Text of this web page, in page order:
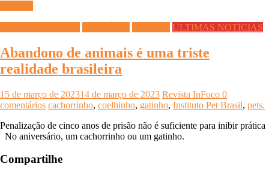
ÚLTIMAS NOTÍCIAS
Abandono de animais é uma triste
realidade brasileira
15 de março de 202314 de março de 2023 Revista InFoco 0
comentários cachorrinho, coelhinho, gatinho, Instituto Pet Brasil, pets.
Penalização de cinco anos de prisão não é suficiente para inibir prática
No aniversário, um cachorrinho ou um gatinho.
Compartilhe